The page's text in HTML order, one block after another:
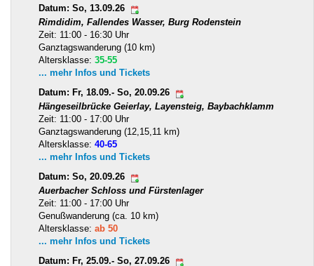
Datum: So, 13.09.26
Rimdidim, Fallendes Wasser, Burg Rodenstein
Zeit: 11:00 - 16:30 Uhr
Ganztagswanderung (10 km)
Altersklasse: 35-55
... mehr Infos und Tickets
Datum: Fr, 18.09.- So, 20.09.26
Hängeseilbrücke Geierlay, Layensteig, Baybachklamm
Zeit: 11:00 - 17:00 Uhr
Ganztagswanderung (12,15,11 km)
Altersklasse: 40-65
... mehr Infos und Tickets
Datum: So, 20.09.26
Auerbacher Schloss und Fürstenlager
Zeit: 11:00 - 17:00 Uhr
Genußwanderung (ca. 10 km)
Altersklasse: ab 50
... mehr Infos und Tickets
Datum: Fr, 25.09.- So, 27.09.26